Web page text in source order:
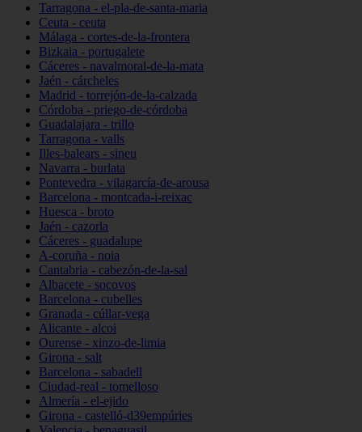
Tarragona - el-pla-de-santa-maria
Ceuta - ceuta
Málaga - cortes-de-la-frontera
Bizkaia - portugalete
Cáceres - navalmoral-de-la-mata
Jaén - cárcheles
Madrid - torrejón-de-la-calzada
Córdoba - priego-de-córdoba
Guadalajara - trillo
Tarragona - valls
Illes-balears - sineu
Navarra - burlata
Pontevedra - vilagarcía-de-arousa
Barcelona - montcada-i-reixac
Huesca - broto
Jaén - cazorla
Cáceres - guadalupe
A-coruña - noia
Cantabria - cabezón-de-la-sal
Albacete - socovos
Barcelona - cubelles
Granada - cúllar-vega
Alicante - alcoi
Ourense - xinzo-de-limia
Girona - salt
Barcelona - sabadell
Ciudad-real - tomelloso
Almería - el-ejido
Girona - castelló-d39empúries